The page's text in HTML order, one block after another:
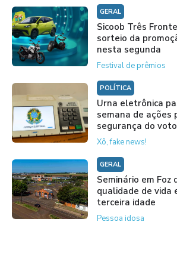
GERAL
Sicoob Três
sorteio da
nesta segunda
Festival de prêmios
POLÍTICA
Urna eletrônica
semana de ações
segurança do voto
Xô, fake news!
GERAL
Seminário em Foz
qualidade de vida
terceira idade
Pessoa idosa